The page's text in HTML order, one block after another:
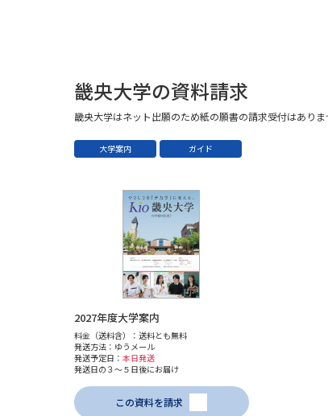
畿央大学の資料請求
畿央大学はネット出願のため紙の願書の請求受付はありま
大学案内 ガイド
2027年度大学案内
料金（送料含）：送料とも無料
発送方法：ゆうメール
発送予定日： 本日発送
発送日の３～５日後にお届け
この資料を請求